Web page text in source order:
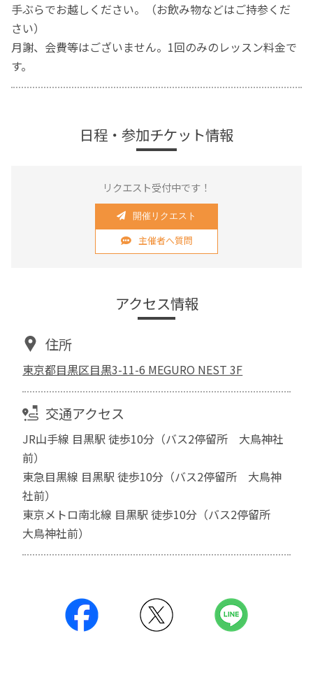
手ぶらでお越しください。（お飲み物などはご持参くだ
さい）
月謝、会費等はございません。1回のみのレッスン料金で
す。
日程・参加チケット情報
リクエスト受付中です！
開催リクエスト
主催者へ質問
アクセス情報
住所
東京都目黒区目黒3-11-6 MEGURO NEST 3F
交通アクセス
JR山手線 目黒駅 徒歩10分（バス2停留所 大鳥神社
前）
東急目黒線 目黒駅 徒歩10分（バス2停留所 大鳥神
社前）
東京メトロ南北線 目黒駅 徒歩10分（バス2停留所
大鳥神社前）